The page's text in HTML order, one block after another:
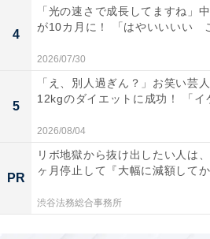
4
「光の速さで成長してますね」
が10カ月に！ 「はやいいいい
2026/07/30
5
「え、別人過ぎん？」お笑い芸
12kgのダイエットに成功！ 「イ
2026/08/04
PR
リボ地獄から抜け出したい人は
ヶ月停止して『大幅に減額して
渋谷法務総合事務所